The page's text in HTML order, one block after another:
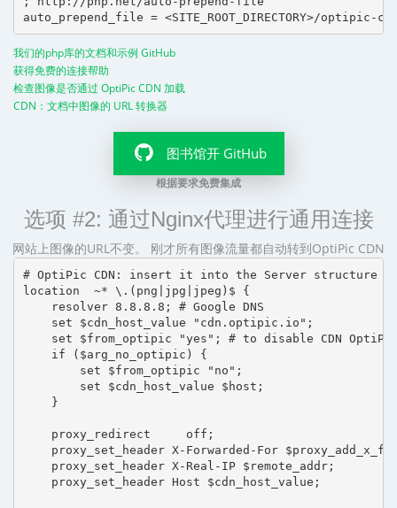
我们的php库的文档和示例 GitHub
获得免费的连接帮助
检查图像是否通过 OptiPic CDN 加载
CDN：文档中图像的 URL 转换器
图书馆开 GitHub
根据要求免费集成
选项 #2: 通过Nginx代理进行通用连接
网站上图像的URL不变。 刚才所有图像流量都自动转到OptiPic CDN
# OptiPic CDN: insert it into the Server structure
location  ~* \.(png|jpg|jpeg)$ {
    resolver 8.8.8.8; # Google DNS
    set $cdn_host_value "cdn.optipic.io";
set $from_optipic "yes"; # to disable CDN
    if ($arg_no_optipic) {
        set $from_optipic "no";
        set $cdn_host_value $host;
    }
    proxy_redirect     off;
proxy_set_header X-Forwarded-For
    proxy_set_header X-Real-IP $remote_addr;
    proxy_set_header Host $cdn_host_value;